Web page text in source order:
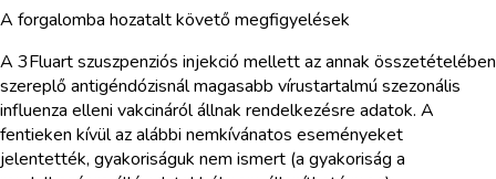
A forgalomba hozatalt követő megfigyelések
A 3Fluart szuszpenziós injekció mellett az annak összetételében
szereplő antigéndózisnál magasabb vírustartalmú szezonális
influenza elleni vakcináról állnak rendelkezésre adatok. A
fentieken kívül az alábbi nemkívánatos eseményeket
jelentették, gyakoriságuk nem ismert (a gyakoriság a